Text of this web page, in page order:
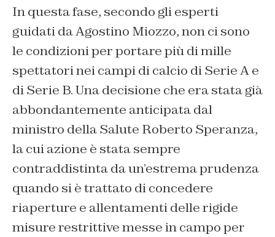
In questa fase, secondo gli esperti
guidati da Agostino Miozzo, non ci sono
le condizioni per portare più di mille
spettatori nei campi di calcio di Serie A e
di Serie B. Una decisione che era stata già
abbondantemente anticipata dal
ministro della Salute Roberto Speranza,
la cui azione è stata sempre
contraddistinta da un’estrema prudenza
quando si è trattato di concedere
riaperture e allentamenti delle rigide
misure restrittive messe in campo per